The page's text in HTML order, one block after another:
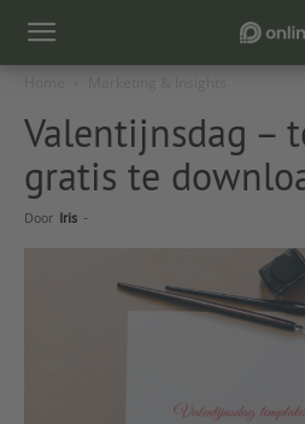
Valentijnsdag –
gratis te
Door Iris -